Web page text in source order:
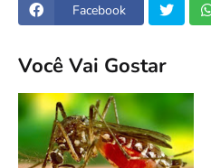
Facebook
Você Vai Gostar